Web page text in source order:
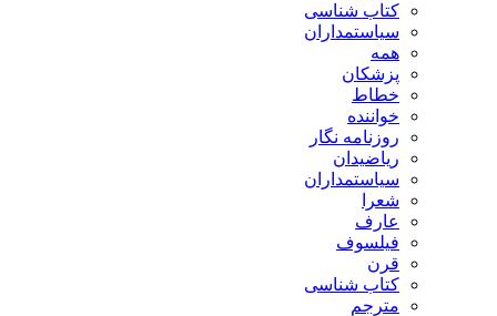
کتاب شناسی
سیاستمداران
همه
پزشکان
خطاط
خواننده
روزنامه نگار
ریاضیدان
سیاستمداران
شعرا
عارف
فیلسوف
قرن
کتاب شناسی
مترجم